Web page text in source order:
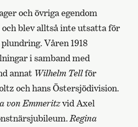
och övriga egendom
blev alltså inte utsatta för
Våren 1918
i samband med
annat Wilhelm Tellför
och hans Östersjödivision.
von Emmeritzvid Axel
Regina